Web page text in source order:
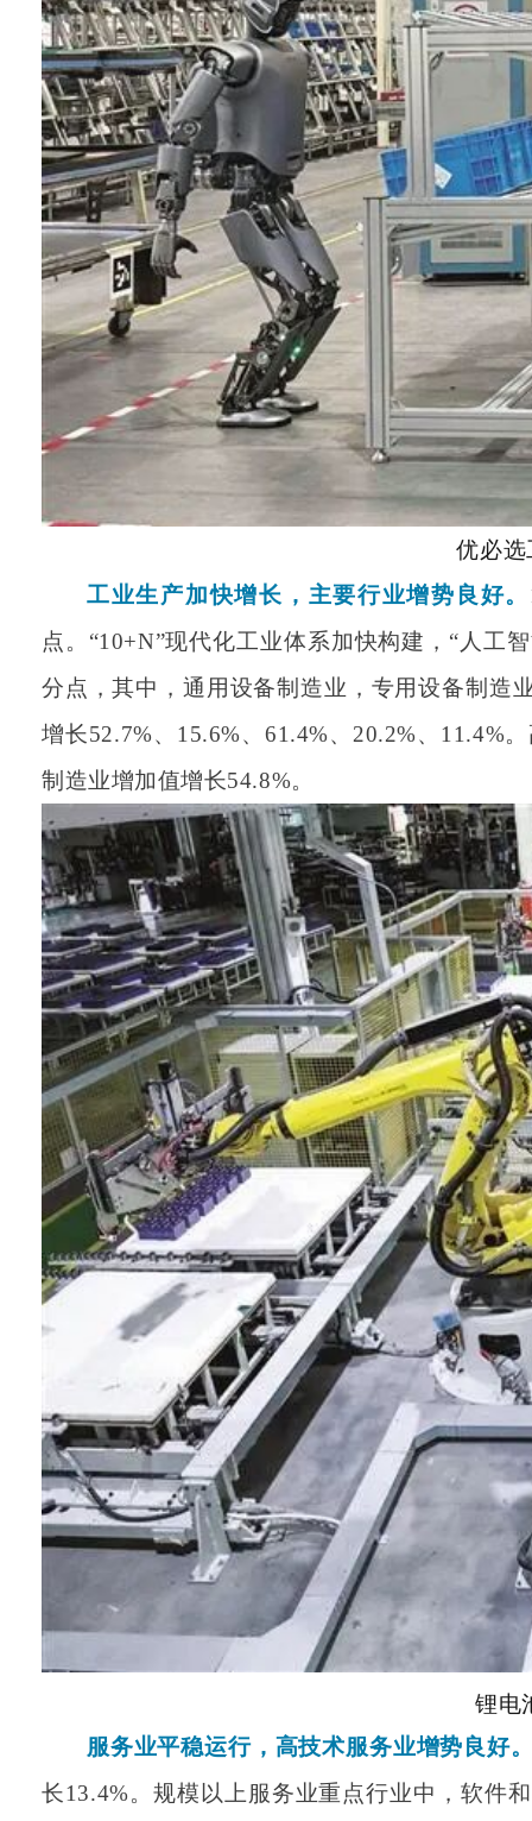
优必选
工业生产加快增长，主要行业增势良好。
点。“10+N”现代化工业体系加快构建，“人工
分点，其中，通用设备制造业，专用设备制造
增长52.7%、15.6%、61.4%、20.2%、11.4%
制造业增加值增长54.8%。
锂电
服务业平稳运行，高技术服务业增势良好
长13.4%。规模以上服务业重点行业中，软件